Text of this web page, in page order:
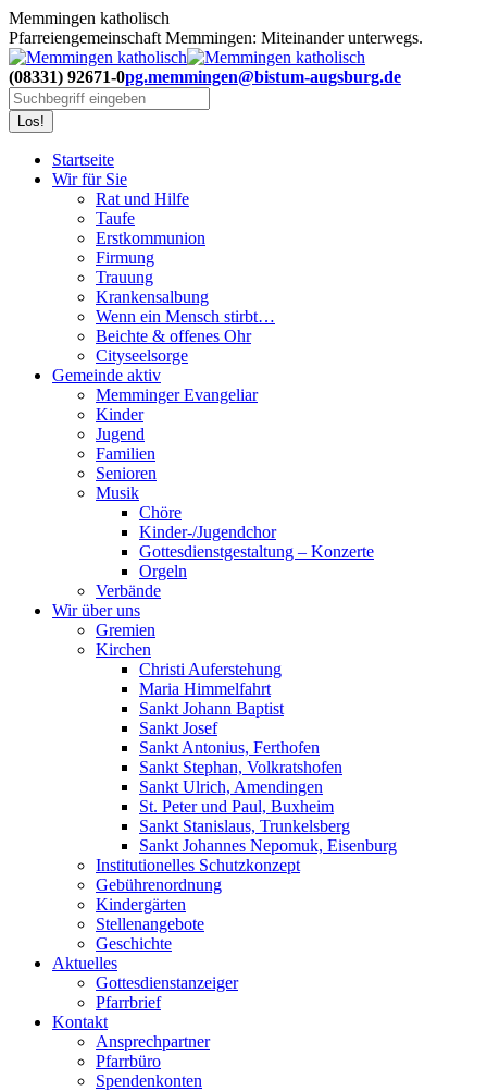
Zum
Inhalt
springen
Memmingen katholisch
Pfarreiengemeinschaft Memmingen: Miteinander unterwegs.
(08331) 92671-0pg.memmingen@bistum-augsburg.de
Search:
Startseite
Wir für Sie
Rat und Hilfe
Taufe
Erstkommunion
Firmung
Trauung
Krankensalbung
Wenn ein Mensch stirbt…
Beichte & offenes Ohr
Cityseelsorge
Gemeinde aktiv
Memminger Evangeliar
Kinder
Jugend
Familien
Senioren
Musik
Chöre
Kinder-/Jugendchor
Gottesdienstgestaltung – Konzerte
Orgeln
Verbände
Wir über uns
Gremien
Kirchen
Christi Auferstehung
Maria Himmelfahrt
Sankt Johann Baptist
Sankt Josef
Sankt Antonius, Ferthofen
Sankt Stephan, Volkratshofen
Sankt Ulrich, Amendingen
St. Peter und Paul, Buxheim
Sankt Stanislaus, Trunkelsberg
Sankt Johannes Nepomuk, Eisenburg
Institutionelles Schutzkonzept
Gebührenordnung
Kindergärten
Stellenangebote
Geschichte
Aktuelles
Gottesdienstanzeiger
Pfarrbrief
Kontakt
Ansprechpartner
Pfarrbüro
Spendenkonten